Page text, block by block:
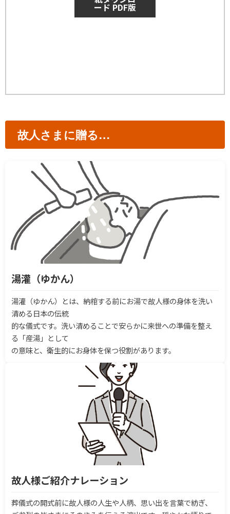
ード PDF版
故人さまに贈る…
湯灌（ゆかん）
湯灌（ゆかん）とは、納棺する前にお湯で故人様の身体を洗い
清める日本の伝統
的な儀式です。洗い清めることで安らかに来世への準備を整え
る「産湯」として
の意味と、衛生的にお身体を保つ役割があります。
故人様ご紹介ナレーション
葬儀式の開式前に故人様の人生や人柄、思い出を言葉で紡ぎ、